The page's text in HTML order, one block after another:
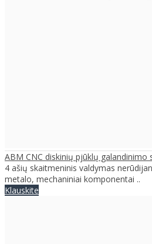
ABM CNC diskinių pjūklų galandinimo
4 ašių skaitmeninis valdymas
metalo, mechaniniai komponentai ..
Klauskite